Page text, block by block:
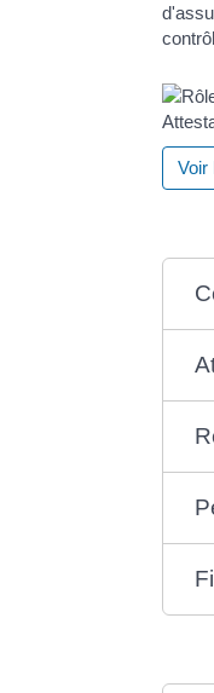
Voir